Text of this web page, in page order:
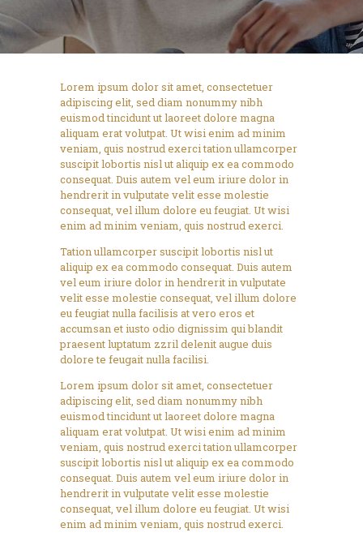
Lorem ipsum dolor sit amet, consectetuer
adipiscing elit, sed diam nonummy nibh
euismod tincidunt ut laoreet dolore magna
aliquam erat volutpat. Ut wisi enim ad minim
veniam, quis nostrud exerci tation ullamcorper
suscipit lobortis nisl ut aliquip ex ea commodo
consequat. Duis autem vel eum iriure dolor in
hendrerit in vulputate velit esse molestie
consequat, vel illum dolore eu feugiat. Ut wisi
enim ad minim veniam, quis nostrud exerci.
Tation ullamcorper suscipit lobortis nisl ut
aliquip ex ea commodo consequat. Duis autem
vel eum iriure dolor in hendrerit in vulputate
velit esse molestie consequat, vel illum dolore
eu feugiat nulla facilisis at vero eros et
accumsan et iusto odio dignissim qui blandit
praesent luptatum zzril delenit augue duis
dolore te feugait nulla facilisi.
Lorem ipsum dolor sit amet, consectetuer
adipiscing elit, sed diam nonummy nibh
euismod tincidunt ut laoreet dolore magna
aliquam erat volutpat. Ut wisi enim ad minim
veniam, quis nostrud exerci tation ullamcorper
suscipit lobortis nisl ut aliquip ex ea commodo
consequat. Duis autem vel eum iriure dolor in
hendrerit in vulputate velit esse molestie
consequat, vel illum dolore eu feugiat. Ut wisi
enim ad minim veniam, quis nostrud exerci.